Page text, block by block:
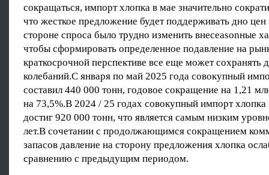
сокращаться, импорт хлопка в мае значительно
что жесткое предложение будет поддерживать дно
стороне спроса было трудно изменить внесеasonные
чтобы сформировать определенное подавление на
краткосрочной перспективе все еще может сохранять
колебаний.С января по май 2025 года совокупный
составил 440 000 тонн, годовое сокращение на 1,21
на 73,5%.В 2024 / 25 годах совокупный импорт
достиг 920 000 тонн, что является самым низким
лет.В сочетании с продолжающимся сокращением
запасов давление на сторону предложения хлопка
сравнению с предыдущим периодом.